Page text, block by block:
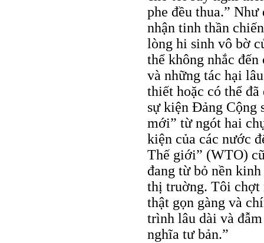
phe đều thua.”
nhận tinh thần
lòng hi sinh vô bờ
thể không nhắc
và những tác hại
thiết hoặc có thể
sự kiện Ðảng Cộng
mới” từ ngót hai
kiện của các nước
Thế giới” (WTO)
đang từ bỏ nền
thị truờng. Tôi chợt
thật gọn gàng và
trình lâu dài và
nghĩa tư bản.”